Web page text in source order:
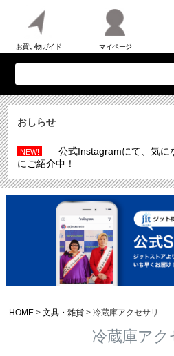
お買い物ガイド マイページ
おしらせ
NEW!
公式Instagramにて、気に
にご紹介中！
HOME 文具・雑貨 冷蔵庫アクセサリ
冷蔵庫アク